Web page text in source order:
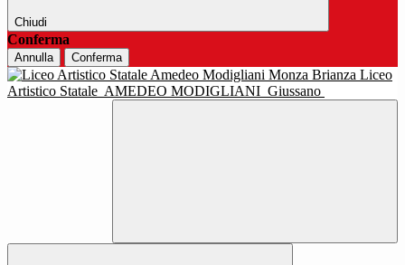
Chiudi
Conferma
Annulla Conferma
Liceo
Artistico Statale AMEDEO MODIGLIANI Giussano